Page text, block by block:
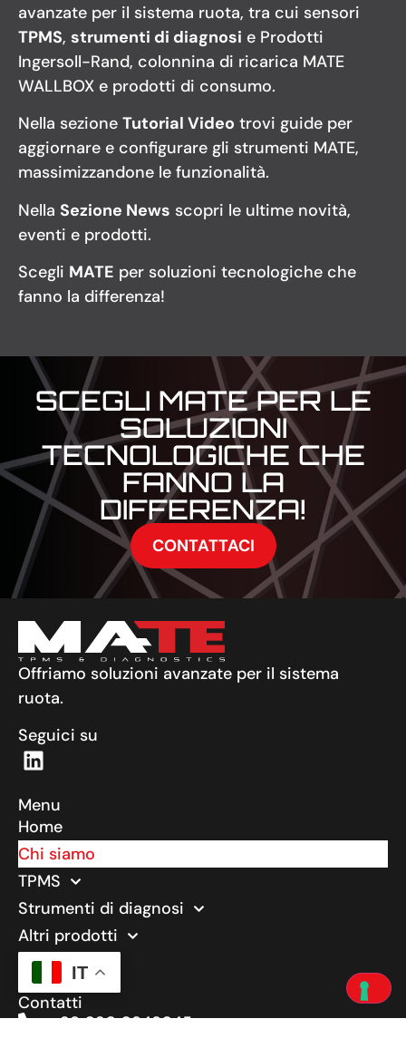
avanzate per il sistema ruota, tra cui sensori
TPMS, strumenti di diagnosi e Prodotti
Ingersoll-Rand, colonnina di ricarica MATE
WALLBOX e prodotti di consumo.
Nella sezione Tutorial Video trovi guide per
aggiornare e configurare gli strumenti MATE,
massimizzandone le funzionalità.
Nella Sezione News scopri le ultime novità,
eventi e prodotti.
Scegli MATE per soluzioni tecnologiche che
fanno la differenza!
SCEGLI MATE PER LE
SOLUZIONI
TECNOLOGICHE CHE
FANNO LA
DIFFERENZA!
CONTATTACI
Offriamo soluzioni avanzate per il sistema
ruota.
Seguici su
Menu
Home
Chi siamo
TPMS
Strumenti di diagnosi
Altri prodotti
Download
Contatti
+39 030 0949045
IT